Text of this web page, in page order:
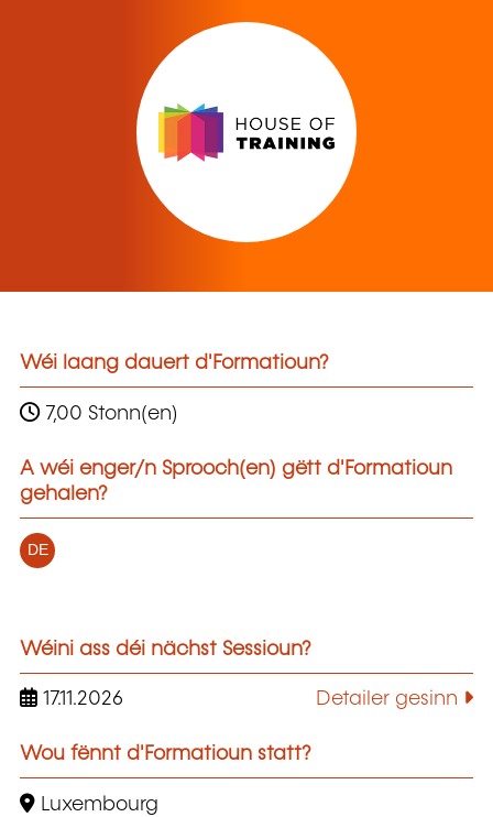
Wéi laang dauert d'Formatioun?
7,00 Stonn(en)
A wéi enger/n Sprooch(en) gëtt d'Formatioun
gehalen?
DE
Wéini ass déi nächst Sessioun?
17.11.2026 Detailer gesinn
Wou fënnt d'Formatioun statt?
Luxembourg